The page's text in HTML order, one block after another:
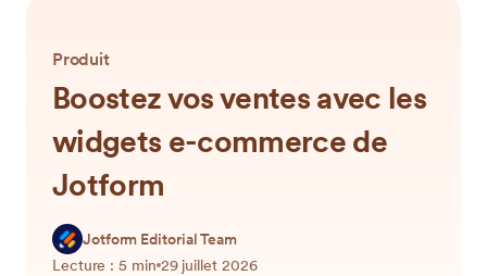
Produit
Boostez vos ventes avec les
widgets e-commerce de
Jotform
Jotform Editorial Team
Lecture : 5 min 29 juillet 2026